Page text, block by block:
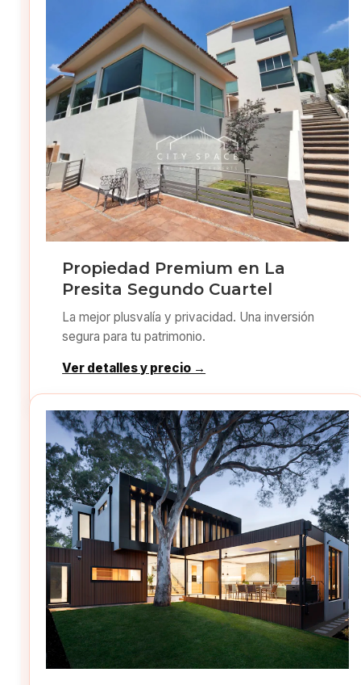
Propiedad Premium en La
Presita Segundo Cuartel
La mejor plusvalía y privacidad. Una inversión
segura para tu patrimonio.
Ver detalles y precio →